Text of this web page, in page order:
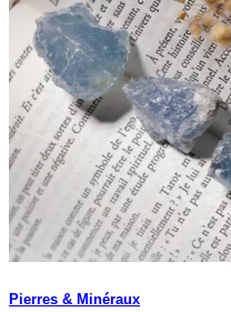
Pierres & Minéraux